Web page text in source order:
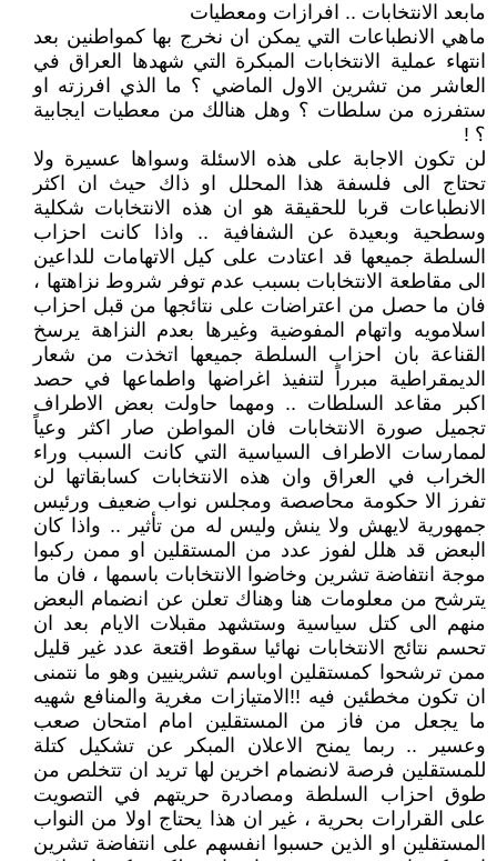
مابعد الانتخابات .. افرازات ومعطيات
ماهي الانطباعات التي يمكن ان نخرج بها كمواطنين بعد
انتهاء عملية الانتخابات المبكرة التي شهدها العراق في
العاشر من تشرين الاول الماضي ؟ ما الذي افرزته او
ستفرزه من سلطات ؟ وهل هنالك من معطيات ايجابية
؟ !
لن تكون الاجابة على هذه الاسئلة وسواها عسيرة ولا
تحتاج الى فلسفة هذا المحلل او ذاك حيث ان اكثر
الانطباعات قربا للحقيقة هو ان هذه الانتخابات شكلية
وسطحية وبعيدة عن الشفافية .. واذا كانت احزاب
السلطة جميعها قد اعتادت على كيل الاتهامات للداعين
الى مقاطعة الانتخابات بسبب عدم توفر شروط نزاهتها ،
فان ما حصل من اعتراضات على نتائجها من قبل احزاب
اسلامويه واتهام المفوضية وغيرها بعدم النزاهة يرسخ
القناعة بان احزاب السلطة جميعها اتخذت من شعار
الديمقراطية مبرراً لتنفيذ اغراضها واطماعها في حصد
اكبر مقاعد السلطات .. ومهما حاولت بعض الاطراف
تجميل صورة الانتخابات فان المواطن صار اكثر وعياً
لممارسات الاطراف السياسية التي كانت السبب وراء
الخراب في العراق وان هذه الانتخابات كسابقاتها لن
تفرز الا حكومة محاصصة ومجلس نواب ضعيف ورئيس
جمهورية لايهش ولا ينش وليس له من تأثير .. واذا كان
البعض قد هلل لفوز عدد من المستقلين او ممن ركبوا
موجة انتفاضة تشرين وخاضوا الانتخابات باسمها ، فان ما
يترشح من معلومات هنا وهناك تعلن عن انضمام البعض
منهم الى كتل سياسية وستشهد مقبلات الايام بعد ان
تحسم نتائج الانتخابات نهائيا سقوط اقتعة عدد غير قليل
ممن ترشحوا كمستقلين اوباسم تشرينيين وهو ما نتمنى
ان تكون مخطئين فيه !!الامتيازات مغرية والمنافع شهيه
ما يجعل من فاز من المستقلين امام امتحان صعب
وعسير .. ربما يمنح الاعلان المبكر عن تشكيل كتلة
للمستقلين فرصة لانضمام اخرين لها تريد ان تتخلص من
طوق احزاب السلطة ومصادرة حريتهم في التصويت
على القرارات بحرية ، غير ان هذا يحتاج اولا من النواب
المستقلين او الذين حسبوا انفسهم على انتفاضة تشرين